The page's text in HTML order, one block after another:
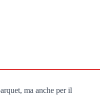
ma anche per il